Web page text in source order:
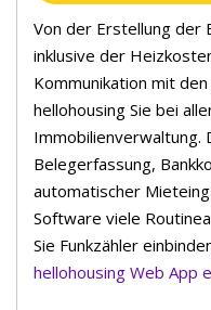
Von der Erstellung der
inklusive der
Kommunikation mit
hellohousing Sie bei
Belegerfassung,
automatischer
Software viele
Sie Funkzähler
hellohousing Web App